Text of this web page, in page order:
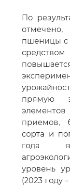
По
пшеницы с
прямую
приемов,
сорта и
года в
уровень
(2023 году